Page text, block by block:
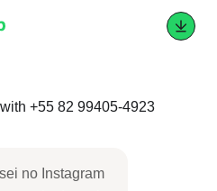
+55 82 99405-4923
no Instagram